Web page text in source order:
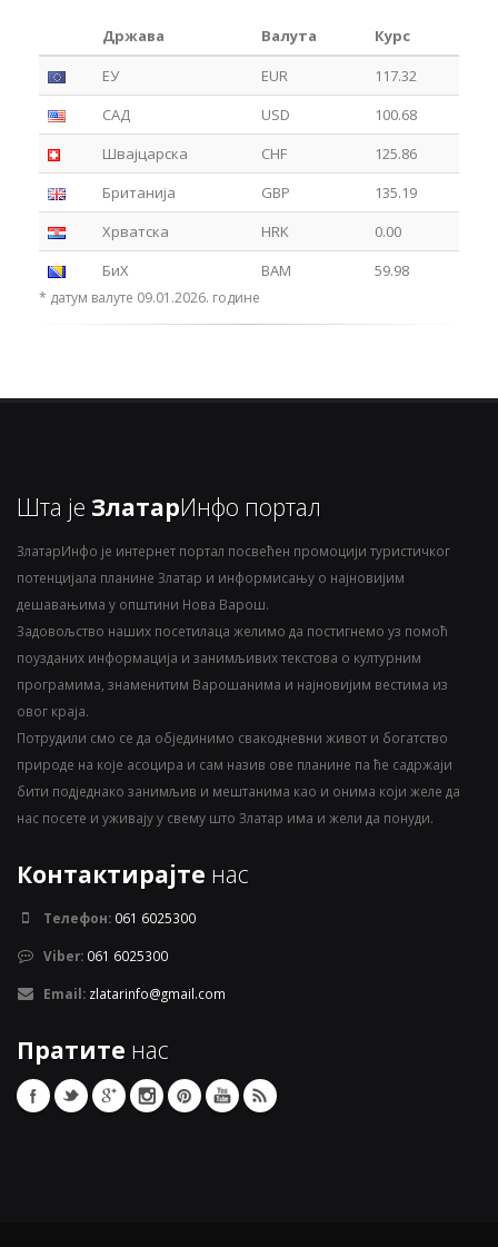
Држава Валута
Курс
ЕУ
EUR
117.32
САД
USD
100.68
Швајцарска
CHF
125.86
Британија
GBP
135.19
Хрватска
HRK
0.00
БиХ
BAM 59.98
* датум валуте 09.01.2026. године
Шта је ЗлатарИнфо портал
ЗлатарИнфо је интернет портал посвећен промоцији туристичког
потенцијала планине Златар и информисању о најновијим
дешавањима у општини Нова Варош.
Задовољство наших посетилаца желимо да постигнемо уз помоћ
поузданих информација и занимљивих текстова о културним
програмима, знаменитим Варошанима и најновијим вестима из
овог краја.
Потрудили смо се да објединимо свакодневни живот и богатство
природе на које асоцира и сам назив ове планине па ће садржаји
бити подједнако занимљив и мештанима као и онима који желе да
нас посете и уживају у свему што Златар има и жели да понуди.
Контактирајте нас
Телефон: 061 6025300
Viber: 061 6025300
Email: zlatarinfo@gmail.com
Пратите нас